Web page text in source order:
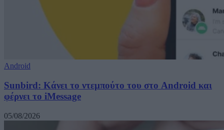
Android
Sunbird: Κάνει το ντεμπούτο του στο Android και
φέρνει το iMessage
05/08/2026